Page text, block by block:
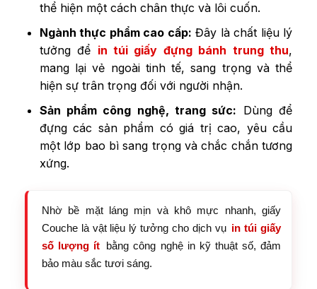
thể hiện một cách chân thực và lôi cuốn.
Ngành thực phẩm cao cấp: Đây là chất liệu lý
tưởng để in túi giấy đựng bánh trung thu,
mang lại vẻ ngoài tinh tế, sang trọng và thể
hiện sự trân trọng đối với người nhận.
Sản phẩm công nghệ, trang sức: Dùng để
đựng các sản phẩm có giá trị cao, yêu cầu
một lớp bao bì sang trọng và chắc chắn tương
xứng.
Nhờ bề mặt láng mịn và khô mực nhanh, giấy
Couche là vật liệu lý tưởng cho dịch vụ in túi giấy
số lượng ít bằng công nghệ in kỹ thuật số, đảm
bảo màu sắc tươi sáng.